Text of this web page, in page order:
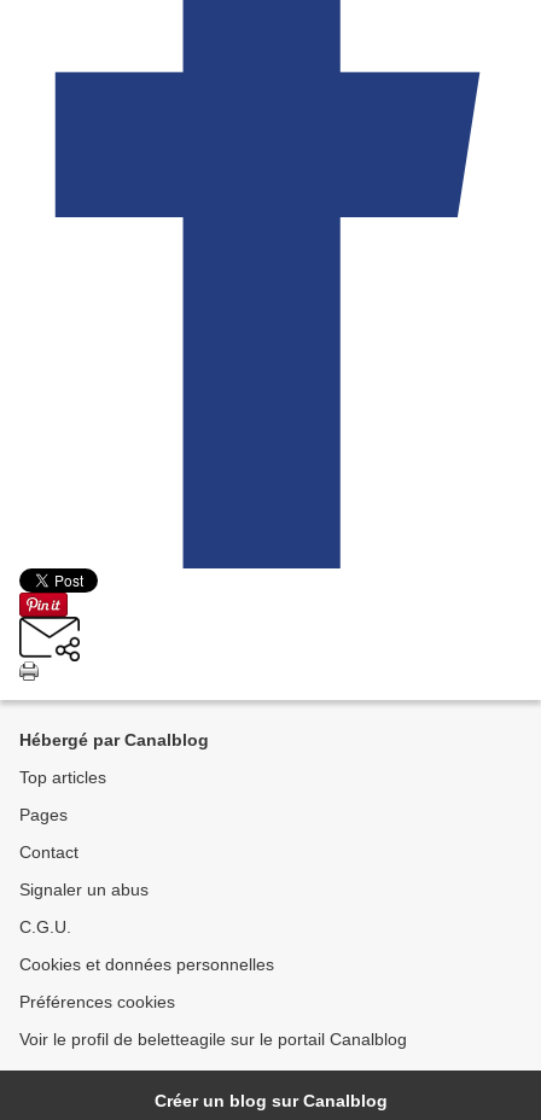
Hébergé par Canalblog
Top articles
Pages
Contact
Signaler un abus
C.G.U.
Cookies et données personnelles
Préférences cookies
Voir le profil de beletteagile sur le portail Canalblog
Créer un blog sur Canalblog